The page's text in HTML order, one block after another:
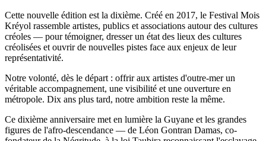
Cette nouvelle édition est la dixième. Créé en 2017, le Festival Mois
Kréyol rassemble artistes, publics et associations autour des cultures
créoles — pour témoigner, dresser un état des lieux des cultures
créolisées et ouvrir de nouvelles pistes face aux enjeux de leur
représentativité.
Notre volonté, dès le départ : offrir aux artistes d'outre-mer un
véritable accompagnement, une visibilité et une ouverture en
métropole. Dix ans plus tard, notre ambition reste la même.
Ce dixième anniversaire met en lumière la Guyane et les grandes
figures de l'afro-descendance — de Léon Gontran Damas, co-